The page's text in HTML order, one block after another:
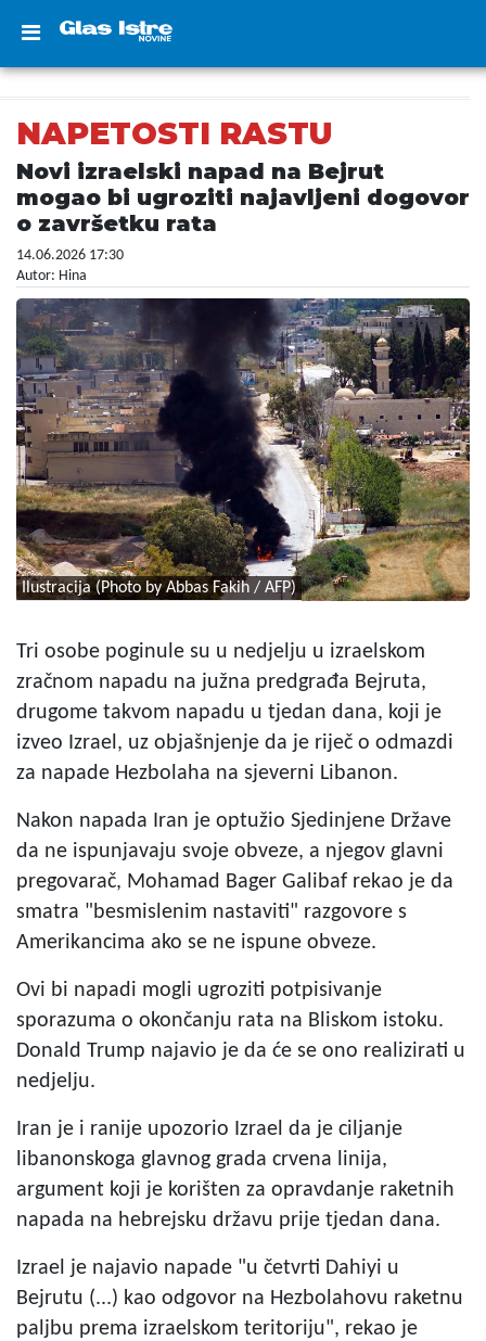
NAPETOSTI RASTU
Novi izraelski napad na Bejrut
mogao bi ugroziti najavljeni dogovor
o završetku rata
14.06.2026 17:30
Autor: Hina
Ilustracija (Photo by Abbas Fakih / AFP)
Tri osobe poginule su u nedjelju u izraelskom
zračnom napadu na južna predgrađa Bejruta,
drugome takvom napadu u tjedan dana, koji je
izveo Izrael, uz objašnjenje da je riječ o odmazdi
za napade Hezbolaha na sjeverni Libanon.
Nakon napada Iran je optužio Sjedinjene Države
da ne ispunjavaju svoje obveze, a njegov glavni
pregovarač, Mohamad Bager Galibaf rekao je da
smatra "besmislenim nastaviti" razgovore s
Amerikancima ako se ne ispune obveze.
Ovi bi napadi mogli ugroziti potpisivanje
sporazuma o okončanju rata na Bliskom istoku.
Donald Trump najavio je da će se ono realizirati u
nedjelju.
Iran je i ranije upozorio Izrael da je ciljanje
libanonskoga glavnog grada crvena linija,
argument koji je korišten za opravdanje raketnih
napada na hebrejsku državu prije tjedan dana.
Izrael je najavio napade "u četvrti Dahiyi u
Bejrutu (...) kao odgovor na Hezbolahovu raketnu
paljbu prema izraelskom teritoriju", rekao je